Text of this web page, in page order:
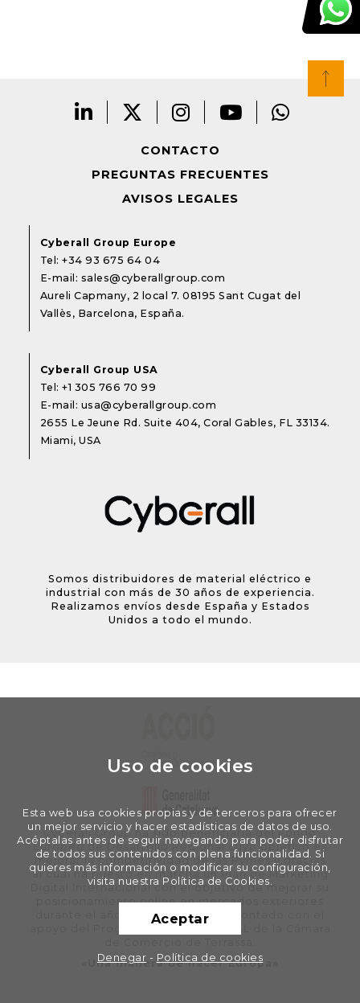
CONTACTO
PREGUNTAS FRECUENTES
AVISOS LEGALES
Cyberall Group Europe
Tel:+34 93 675 64 04
E-mail: sales@cyberallgroup.com
Aureli Capmany, 2 local 7. 08195 Sant Cugat del
Vallès, Barcelona, España.
Cyberall Group USA
Tel:+1 305 766 70 99
E-mail: usa@cyberallgroup.com
2655 Le Jeune Rd. Suite 404, Coral Gables, FL 33134.
Miami, USA
Somos distribuidores de material eléctrico e
industrial con más de 30 años de experiencia.
Realizamos envíos desde España y Estados
Unidos a todo el mundo.
Cyberall Group ha sido beneficiaria del Fondo
Europeo de Desarrollo Regional cuyo objetivo es
mejorar la competitividad de las Pymes y gracias
al cual ha puesto en marcha un Plan de Marketing
Digital Internacional con el objetivo de mejorar su
posicionamiento online en mercados exteriores
durante el año 2020. Para ello ha contado con el
apoyo del Programa XPANDE DIGITAL de la Cámara
«Una manera de hacer Europa»
Uso de cookies
Esta web usa cookies propias y de terceros para ofrecer
un mejor servicio y hacer estadísticas de datos de uso.
Acéptalas antes de seguir navegando para poder disfrutar
de todos sus contenidos con plena funcionalidad. Si
quieres más información o modificar su configuración,
visita nuestra Política de Cookies.
Aceptar
Denegar - Política de cookies